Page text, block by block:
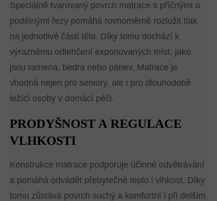
Speciálně tvarovaný povrch matrace s příčnými a
podélnými řezy pomáhá rovnoměrně rozložit tlak
na jednotlivé části těla. Díky tomu dochází k
výraznému odlehčení exponovaných míst, jako
jsou ramena, bedra nebo pánev. Matrace je
vhodná nejen pro seniory, ale i pro dlouhodobě
ležící osoby v domácí péči.
PRODYŠNOST A REGULACE
VLHKOSTI
Konstrukce matrace podporuje účinné odvětrávání
a pomáhá odvádět přebytečné teplo i vlhkost. Díky
tomu zůstává povrch suchý a komfortní i při delším